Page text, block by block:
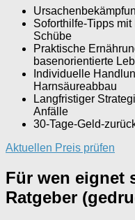
Soforthilfe-Tipps
Schübe
Praktische
basenorientierte
Individuelle
Harnsäureabbau
Langfristiger
Anfälle
30-Tage-Geld-
Aktuellen Preis prüfen
Für wen eignet
Ratgeber